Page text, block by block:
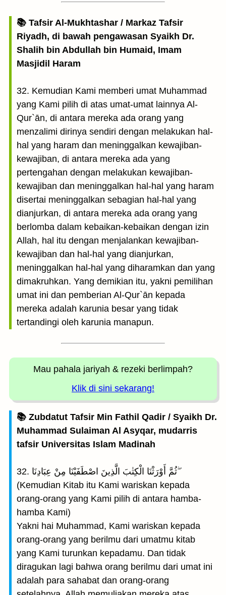
📚 Tafsir Al-Mukhtashar / Markaz Tafsir
Riyadh, di bawah pengawasan Syaikh Dr.
Shalih bin Abdullah bin Humaid, Imam
Masjidil Haram
32. Kemudian Kami memberi umat Muhammad
yang Kami pilih di atas umat-umat lainnya Al-
Qur`ān, di antara mereka ada orang yang
menzalimi dirinya sendiri dengan melakukan hal-
hal yang haram dan meninggalkan kewajiban-
kewajiban, di antara mereka ada yang
pertengahan dengan melakukan kewajiban-
kewajiban dan meninggalkan hal-hal yang haram
disertai meninggalkan sebagian hal-hal yang
dianjurkan, di antara mereka ada orang yang
berlomba dalam kebaikan-kebaikan dengan izin
Allah, hal itu dengan menjalankan kewajiban-
kewajiban dan hal-hal yang dianjurkan,
meninggalkan hal-hal yang diharamkan dan yang
dimakruhkan. Yang demikian itu, yakni pemilihan
umat ini dan pemberian Al-Qur`ān kepada
mereka adalah karunia besar yang tidak
tertandingi oleh karunia manapun.
Mau pahala jariyah & rezeki berlimpah?
Klik di sini sekarang!
📚 Zubdatut Tafsir Min Fathil Qadir / Syaikh Dr.
Muhammad Sulaiman Al Asyqar, mudarris
tafsir Universitas Islam Madinah
32. ثُمَّ أَوْرَثْنَا الْكِتٰبَ الَّذِينَ اصْطَفَيْنَا مِنْ عِبَادِنَا ۖ
(Kemudian Kitab itu Kami wariskan kepada
orang-orang yang Kami pilih di antara hamba-
hamba Kami)
Yakni hai Muhammad, Kami wariskan kepada
orang-orang yang berilmu dari umatmu kitab
yang Kami turunkan kepadamu. Dan tidak
diragukan lagi bahwa orang berilmu dari umat ini
adalah para sahabat dan orang-orang